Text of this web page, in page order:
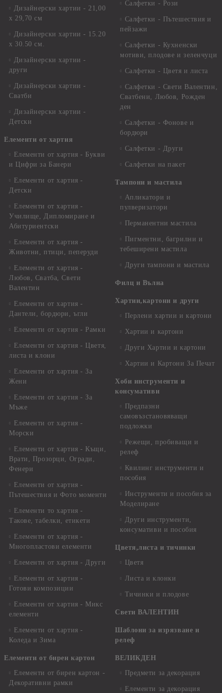
Дизайнерски хартии - 21,00
х 29,70 см
Дизайнерски хартии - 15.20
x 30.50 см.
Дизайнерски хартии -
други
Дизайнерски хартии -
Сватби
Дизайнерски хартии -
Детски
Елементи от хартия
Елементи от хартия - Букви
и Цифри за Банери
Елементи от хартия -
Детски
Елементи от хартия -
Училище, Дипломиране и
Абитуриентски
Елементи от хартия -
Животни, птици, пеперуди
Елементи от хартия -
Любов, Сватба, Свети
Валентин
Елементи от хартия -
Дантели, бордюри, ъгли
Елементи от хартия - Рамки
Елементи от хартия - Цветя,
листа и клони
Елементи от хартия - За
Жени
Елементи от хартия - За
Мъже
Елементи от хартия -
Морски
Елементи от хартия - Къщи,
Врати, Прозорци, Огради,
Фенери
Елементи от хартия -
Пътешествия и Фото моменти
Елементи то хартия -
Такове, табелки, етикети
Елементи от хартия -
Многопластови елементи
Елементи от хартия - Други
Елементи от хартия -
Готови композиции
Елементи от хартия - Микс
елементи
Елементи от хартия -
Коледа и Зима
Елементи от бирен картон
Елементи от бирен картон -
Декоративни рамки
Салфетки - Рози
Салфетки - Пътешествия и
пейзажи
Салфетки - Кухненски
мотиви, плодове и зеленчуци
Салфетки - Цветя и листа
Салфетки - Свети Валентин,
Сватбени, Любов, Рожден
ден
Салфетки - Фонове и
бордюри
Салфетки - Други
Салфетки на пакет
Тампони и мастила
Апликатори и
пулверизатори
Перманентни мастила
Пигментни, багрилни и
тебеширени мастила
Други тампони и мастила
Филц и Вълна
Хартии,картони и други
Перлени хартии и картони
Хартии и картони
Други Хартии и картони
Хартии и Картони За Печат
Хоби инструменти и
консумативи
Предпазни
самовъзстановяващи
подложки
Режещи, пробиващи и
релеф
Квилинг инструменти и
пособия
Инструменти и пособия за
Моделиране
Други инструменти,
консумативи и пособия
Цветя,листа и тичинки
Цветя
Листа и клонки
Тичинки и плодове
Свети ВАЛЕНТИН
Шаблони за изрязване и
релеф
ВЕЛИКДЕН
Предмети за декорация
Елементи за декорация